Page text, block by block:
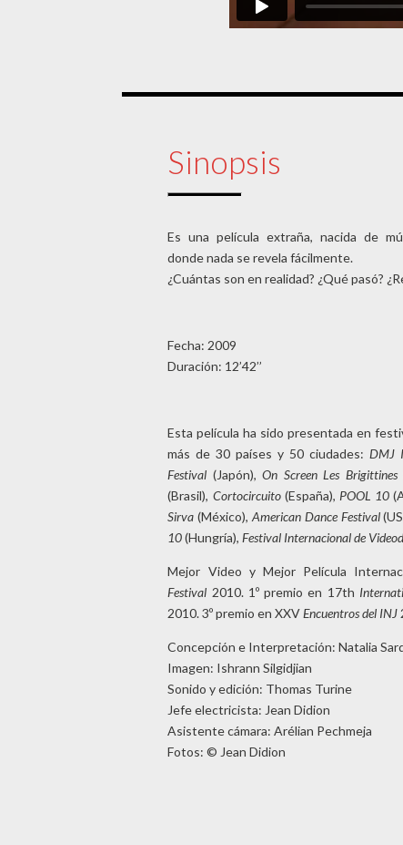
Sinopsis
Es una película extraña, nacida de
donde nada se revela fácilmente.
¿Cuántas son en realidad? ¿Qué pasó?
Fecha: 2009
Duración: 12’42’’
Esta película ha sido presentada en
más de 30 países y 50 ciudades: DMJ
Festival (Japón),On Screen Les Brigittines
(Brasil), Cortocircuito(España), POOL 10
Sirva (México), American Dance Festival
10(Hungría),Festival Internacional de
Mejor Video y Mejor Película
Festival 2010. 1º premio en 17th
2010. 3º premio en XXVEncuentros del INJ
Concepción e Interpretación: Natalia
Imagen: Ishrann Silgidjian
Sonido y edición: Thomas Turine
Jefe electricista: Jean Didion
Asistente cámara: Arélian Pechmeja
Fotos: © Jean Didion